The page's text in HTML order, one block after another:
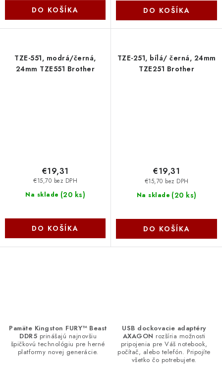
DO KOŠÍKA DO KOŠÍKA
TZE-551, modrá/černá,
24mm TZE551 Brother
Na sklade (20 ks)
€15,70 bez DPH
€19,31
DO KOŠÍKA
TZE-251, bílá/ černá, 24mm
TZE251 Brother
Na sklade (20 ks)
€15,70 bez DPH
€19,31
DO KOŠÍKA
dPamäte Kingston FURY™ Beast
DDR5 prinášajú najnovšiu
špičkovú technológiu pre herné
platformy novej generácie.
USB dockovacie adaptéry
AXAGON rozšíria možnosti
pripojenia pre Váš notebook,
počítač, alebo telefón. Pripojíte
všetko čo potrebujete.